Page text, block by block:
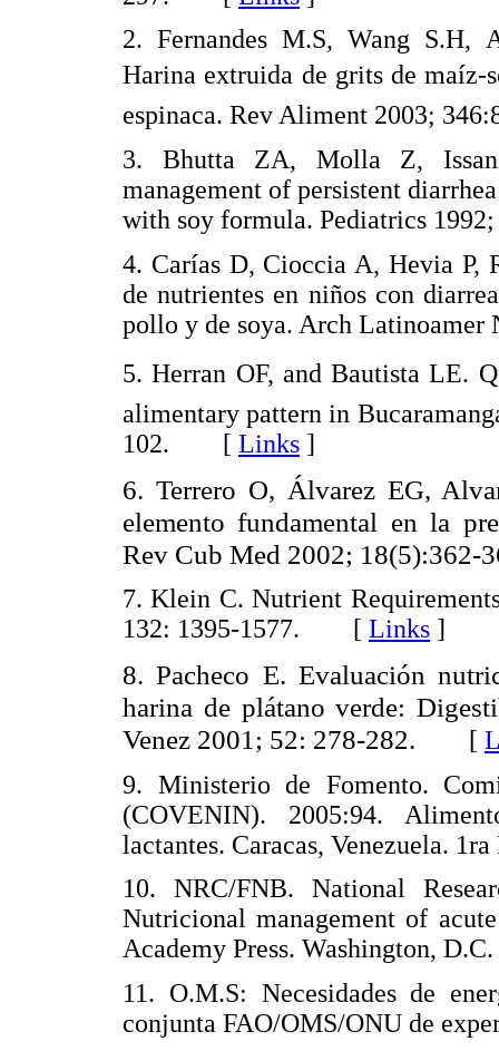
2. Fernandes M.S, Wang S.H,
Harina extruida de grits de
espinaca. Rev Aliment 2003;
3. Bhutta ZA, Molla Z,
management of persistent
with soy formula. Pediatrics
4. Carías D, Cioccia A, Hevia
de nutrientes en niños con
pollo y de soya. Arch
5. Herran OF, and Bautista LE.
alimentary pattern in
102. [ Links ]
6. Terrero O, Álvarez EG,
elemento fundamental en la
Rev Cub Med 2002; 18(5):362-
7. Klein C. Nutrient
132: 1395-1577. [ Links ]
8. Pacheco E. Evaluación
harina de plátano verde:
Venez 2001; 52: 278-282. [
9. Ministerio de Fomento.
(COVENIN). 2005:94.
lactantes. Caracas, Venezuela.
10. NRC/FNB. National
Nutricional management of
Academy Press. Washington,
11. O.M.S: Necesidades de
conjunta FAO/OMS/ONU de